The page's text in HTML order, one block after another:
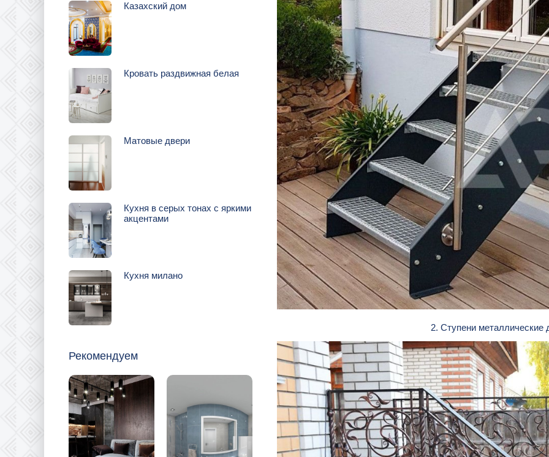
Казахский дом
Кровать раздвижная белая
Матовые двери
Кухня в серых тонах с яркими
акцентами
Кухня милано
Рекомендуем
2. Ступени металлические